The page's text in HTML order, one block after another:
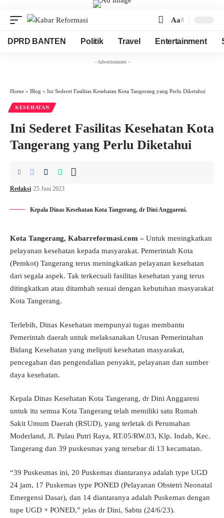
Font
Resizer
Aa
DPRD BANTEN Politik Travel Entertainment
- Advertisement -
Home » Blog » Ini Sederet Fasilitas Kesehatan Kota Tangerang yang Perlu Diketahui
KESEHATAN
Ini Sederet Fasilitas Kesehatan Kota
Tangerang yang Perlu Diketahui
Redaksi 25 Juni 2023
Kepala Dinas Kesehatan Kota Tangerang, dr Dini Anggareni.
Kota Tangerang, Kabarreformasi.com – Untuk meningkatkan
pelayanan kesehatan kepada masyarakat. Pemerintah Kota
(Pemkot) Tangerang terus meningkatkan pelayanan kesehatan
dari segala aspek. Tak terkecuali fasilitas kesehatan yang terus
ditingkatkan atau ditambah sesuai dengan kebutuhan masyarakat
Kota Tangerang.
Terlebih, Dinas Kesehatan mempunyai tugas membantu
Pemerintah daerah untuk melaksanakan Urusan Pemerintahan
Bidang Kesehatan yang meliputi kesehatan masyarakat,
pencegahan dan pengendalian penyakit, pelayanan dan sumber
daya kesehatan.
Kepala Dinas Kesehatan Kota Tangerang, dr Dini Anggareni
untuk itu semua Kota Tangerang telah memiliki satu Rumah
Sakit Umum Daerah (RSUD), yang terletak di Perumahan
Moderland, Jl. Pulau Putri Raya, RT.05/RW.03, Klp. Indah, Kec.
Tangerang dan 39 puskesmas yang tersebar di 13 kecamatan.
“39 Puskesmas ini, 20 Puskemas diantaranya adalah type UGD
24 jam, 17 Puskemas type PONED (Pelayanan Obstetri Neonatal
Emergensi Dasar), dan 14 diantaranya adalah Puskemas dengan
tupe UGD + PONED,” jelas dr Dini, Sabtu (24/6/23).